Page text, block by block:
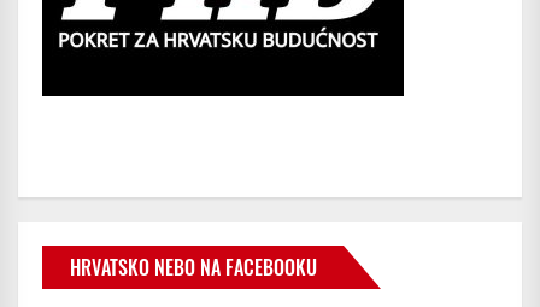
HRVATSKO NEBO NA FACEBOOKU